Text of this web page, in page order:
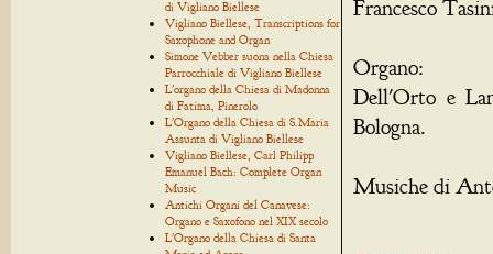
di Vigliano Biellese
Vigliano Biellese, Transcriptions for
Saxophone and Organ
Simone Vebber suona nella Chiesa
Parrocchiale di Vigliano Biellese
L'organo della Chiesa di Madonna
di Fatima, Pinerolo
L'Organo della Chiesa di S.Maria
Assunta di Vigliano Biellese
Vigliano Biellese, Carl Philipp
Emanuel Bach: Complete Organ
Music
Antichi Organi del Canavese:
Organo e Saxofono nel XIX secolo
L'Organo della Chiesa di Santa
Francesco
Organo:
Dell'Orto e
Bologna.
Musiche di